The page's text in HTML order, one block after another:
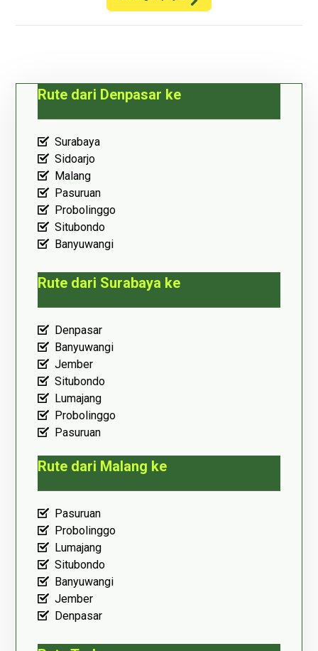
Rute dari Denpasar ke
Surabaya
Sidoarjo
Malang
Pasuruan
Probolinggo
Situbondo
Banyuwangi
Rute dari Surabaya ke
Denpasar
Banyuwangi
Jember
Situbondo
Lumajang
Probolinggo
Pasuruan
Rute dari Malang ke
Pasuruan
Probolinggo
Lumajang
Situbondo
Banyuwangi
Jember
Denpasar